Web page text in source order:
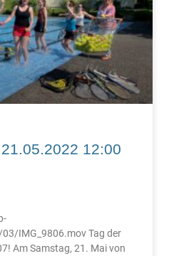
12:00
IMG_9806.mov Tag der
Am Samstag, 21. Mai von